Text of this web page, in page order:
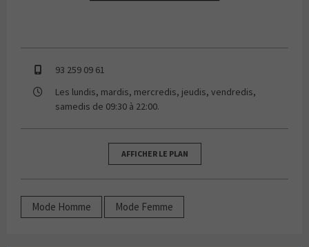
93 259 09 61
Les lundis, mardis, mercredis, jeudis, vendredis,
samedis de 09:30 à 22:00.
AFFICHER LE PLAN
Mode Homme Mode Femme